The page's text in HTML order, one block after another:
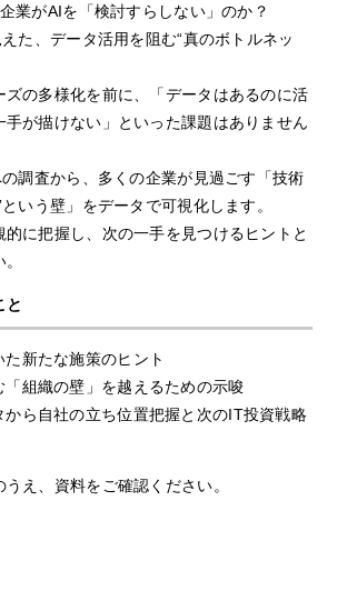
業がAIを「検討すらしない」のか？
た、データ活用を阻む“真のボトルネッ
ズの多様化を前に、「データはあるのに活
手が描けない」といった課題はありません
調査から、多くの企業が見過ごす「技術
いう壁」をデータで可視化します。
に把握し、次の一手を見つけるヒントと
と
新たな施策のヒント
「組織の壁」を越えるための示唆
から自社の立ち位置把握と次のIT投資戦略
え、資料をご確認ください。